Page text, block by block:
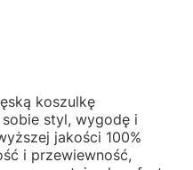
koszulkę
sobie styl, wygodę i
jakości 100%
i przewiewność,